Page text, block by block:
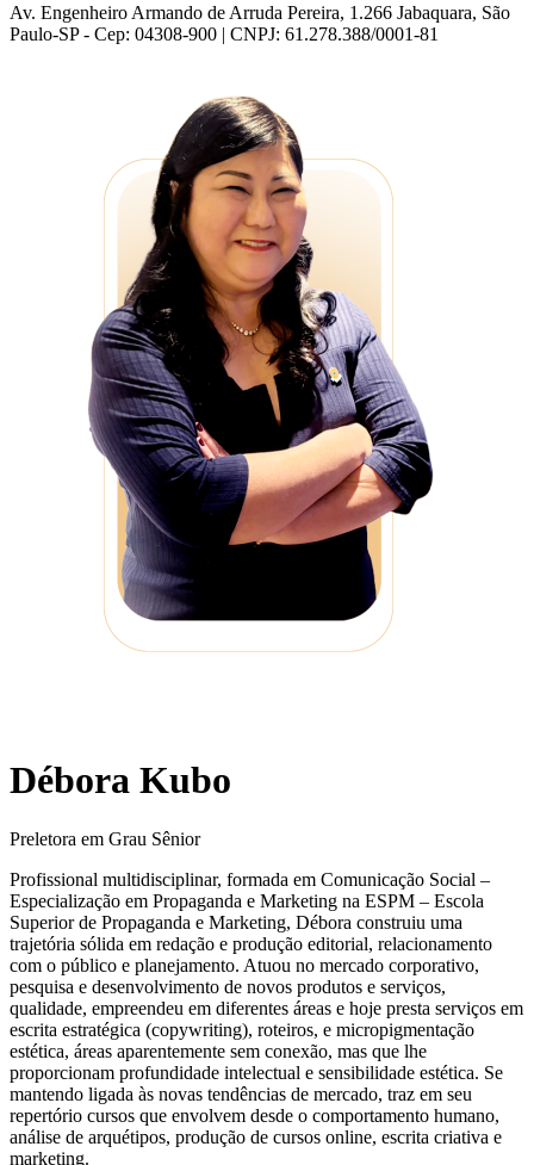
Av. Engenheiro Armando de Arruda Pereira, 1.266 Jabaquara, São
Paulo-SP - Cep: 04308-900 | CNPJ: 61.278.388/0001-81
Débora Kubo
Preletora em Grau Sênior
Profissional multidisciplinar, formada em Comunicação Social –
Especialização em Propaganda e Marketing na ESPM – Escola
Superior de Propaganda e Marketing, Débora construiu uma
trajetória sólida em redação e produção editorial, relacionamento
com o público e planejamento. Atuou no mercado corporativo,
pesquisa e desenvolvimento de novos produtos e serviços,
qualidade, empreendeu em diferentes áreas e hoje presta serviços em
escrita estratégica (copywriting), roteiros, e micropigmentação
estética, áreas aparentemente sem conexão, mas que lhe
proporcionam profundidade intelectual e sensibilidade estética. Se
mantendo ligada às novas tendências de mercado, traz em seu
repertório cursos que envolvem desde o comportamento humano,
análise de arquétipos, produção de cursos online, escrita criativa e
marketing.